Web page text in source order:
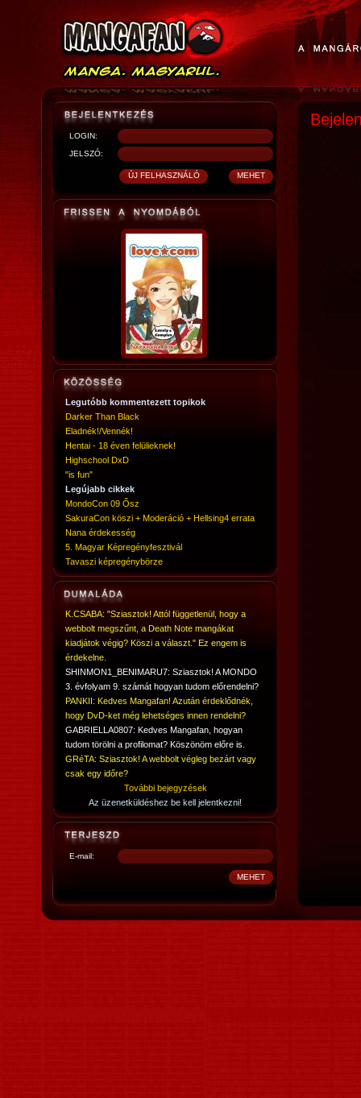
LOGIN:
JELSZÓ:
Legutóbb kommentezett topikok
Darker Than Black
Eladnék!/Vennék!
Hentai - 18 éven felülieknek!
Highschool DxD
"is fun"
Legújabb cikkek
MondoCon 09 Ősz
SakuraCon köszi + Moderáció + Hellsing4 errata
Nana érdekesség
5. Magyar Képregényfesztivál
Tavaszi képregénybörze
K.CSABA: "Sziasztok! Attól függetlenül, hogy a
webbolt megszűnt, a Death Note mangákat
kiadjátok végig? Köszi a választ." Ez engem is
érdekelne.
SHINMON1_BENIMARU7: Sziasztok! A MONDO
3. évfolyam 9. számát hogyan tudom előrendelni?
PANKII: Kedves Mangafan! Azután érdeklődnék,
hogy DvD-ket még lehetséges innen rendelni?
GABRIELLA0807: Kedves Mangafan, hogyan
tudom törölni a profilomat? Köszönöm előre is.
GRéTA: Sziasztok! A webbolt végleg bezárt vagy
csak egy időre?
További bejegyzések
Az üzenetküldéshez be kell jelentkezni!
E-mail: